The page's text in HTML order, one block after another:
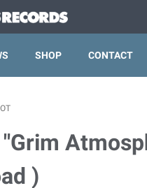
SHOP CONTACT
"Grim
)